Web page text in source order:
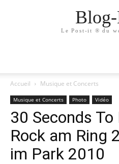
Le Post-it ® du
Accueil Musique et Concerts
Musique et Concerts Photo Vidéo
30 Seconds
Rock am Ring
im Park 2010